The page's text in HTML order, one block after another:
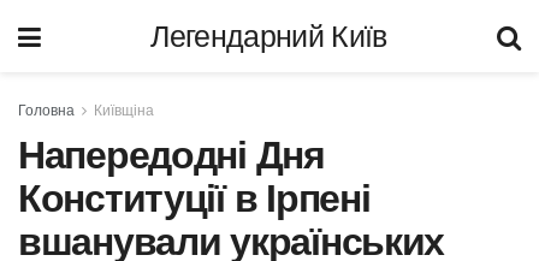
Легендарний Київ
Головна Київщіна
Напередодні Дня
Конституції в Ірпені
вшанували українських